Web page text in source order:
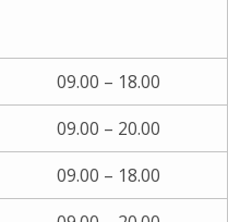
09.00 – 18.00
09.00 – 20.00
09.00 – 18.00